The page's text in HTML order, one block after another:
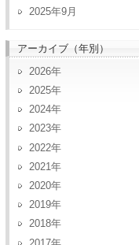
2025年9月
アーカイブ（年別）
2026
2025
2024
2023
2022
2021
2020
2019
2018